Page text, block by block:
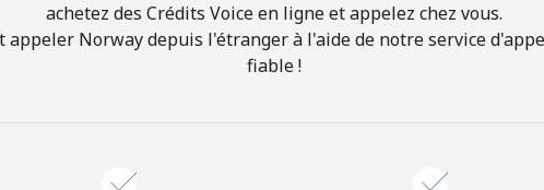
Bonjour!
achetez des Crédits Voice en ligne et appelez chez vous.
appeler Norway depuis l'étranger à l'aide de notre service
fiable !